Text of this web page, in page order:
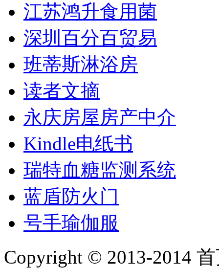
江苏鸿升食用菌
深圳百分百贸易
班蒂斯淋浴房
读者文摘
永庆房屋房产中介
Kindle电纸书
瑞特血糖监测系统
蓝盾防火门
号手瑜伽服
Copyright © 2013-2014